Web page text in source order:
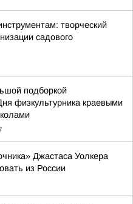
творческий
садового
подборкой
физкультурника краевыми
Джастаса Уолкера
из России